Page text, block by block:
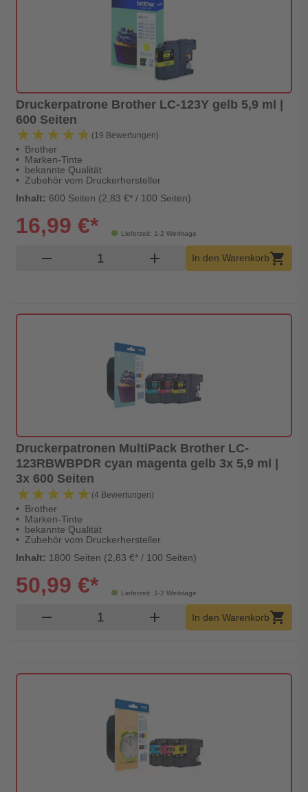
Druckerpatrone Brother LC-123Y gelb 5,9 ml |
600 Seiten
★★★★★
★★★★★ (19 Bewertungen)
Brother
Marken-Tinte
bekannte Qualität
Zubehör vom Druckerhersteller
Inhalt: 600 Seiten (2,83 €* / 100 Seiten)
Lieferzeit: 1-2 Werktage
16,99 €*
remove Produkt Warenkorb Menge
add In den Warenkorbshopping_cart
Druckerpatronen MultiPack Brother LC-
123RBWBPDR cyan magenta gelb 3x 5,9 ml |
3x 600 Seiten
★★★★★
★★★★★ (4 Bewertungen)
Brother
Marken-Tinte
bekannte Qualität
Zubehör vom Druckerhersteller
Inhalt: 1800 Seiten (2,83 €* / 100 Seiten)
Lieferzeit: 1-2 Werktage
50,99 €*
remove Produkt Warenkorb Menge
add In den Warenkorbshopping_cart